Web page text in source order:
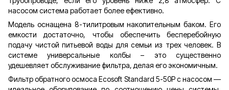
насосом система работает более ефективно.
Модель оснащена 8-тилитровым накопительным баком. Его
емкости достаточно, чтобы обеспечить бесперебойную
подачу чистой питьевой воды для семьи из трех человек. В
системе универсальные колбы – это существенно
удешевляет обслуживание фильтра, делая его экономичным.
Фильтр обратного осмоса Ecosoft Standard 5-50P с насосом —